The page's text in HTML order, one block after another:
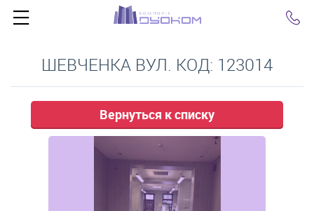
ШЕВЧЕНКА ВУЛ. КОД: 123014
Вернуться к списку